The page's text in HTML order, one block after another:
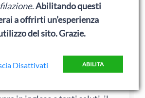
per sfondare in italia
Non importa, se
è un mercato di 50 milioni di
Se togli chi non è
.Abilitando questi
a offrirti un’esperienza
del sito. Grazie.
ABILITA
Disattivati